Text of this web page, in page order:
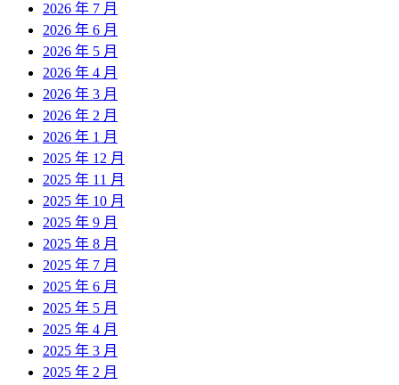
2026 年 7 月
2026 年 6 月
2026 年 5 月
2026 年 4 月
2026 年 3 月
2026 年 2 月
2026 年 1 月
2025 年 12 月
2025 年 11 月
2025 年 10 月
2025 年 9 月
2025 年 8 月
2025 年 7 月
2025 年 6 月
2025 年 5 月
2025 年 4 月
2025 年 3 月
2025 年 2 月